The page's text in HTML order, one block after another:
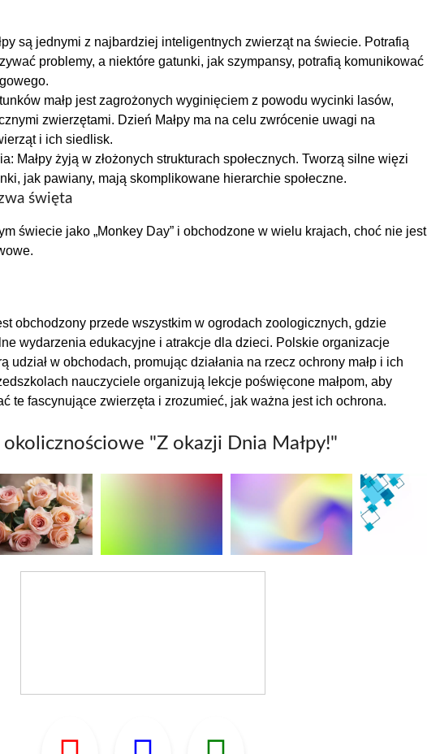
są jednymi z najbardziej inteligentnych zwierząt na świecie. Potrafią
problemy, a niektóre gatunki, jak szympansy, potrafią komunikować
małp jest zagrożonych wyginięciem z powodu wycinki lasów,
zwierzętami. Dzień Małpy ma na celu zwrócenie uwagi na
i ich siedlisk.
Małpy żyją w złożonych strukturach społecznych. Tworzą silne więzi
jak pawiany, mają skomplikowane hierarchie społeczne.
święta
świecie jako „Monkey Day” i obchodzone w wielu krajach, choć nie jest
obchodzony przede wszystkim w ogrodach zoologicznych, gdzie
wydarzenia edukacyjne i atrakcje dla dzieci. Polskie organizacje
udział w obchodach, promując działania na rzecz ochrony małp i ich
nauczyciele organizują lekcje poświęcone małpom, aby
te fascynujące zwierzęta i zrozumieć, jak ważna jest ich ochrona.
"Z okazji Dnia Małpy!"